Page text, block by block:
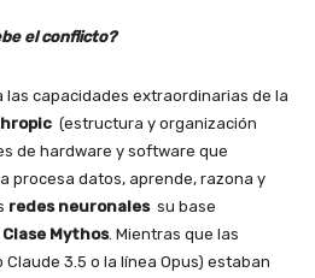
el conflicto?
las capacidades extraordinarias de la
(estructura y organización
de hardware y software que
procesa datos, aprende, razona y
redes neuronalessu base
Clase Mythos. Mientras que las
3.5 o la línea Opus) estaban